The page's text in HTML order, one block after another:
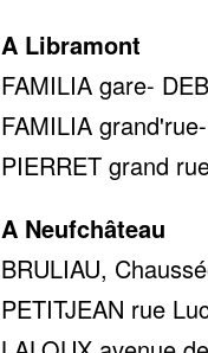
A Libramont
FAMILIA gare-
FAMILIA
PIERRET grand
A Neufchâteau
BRULIAU,
PETITJEAN rue